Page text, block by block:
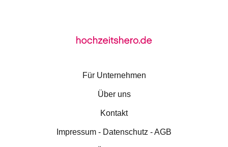
Für Unternehmen
Über uns
Kontakt
Impressum - Datenschutz - AGB